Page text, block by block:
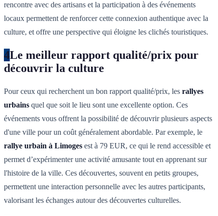
rencontre avec des artisans et la participation à des événements
locaux permettent de renforcer cette connexion authentique avec la
culture, et offre une perspective qui éloigne les clichés touristiques.
4Le meilleur rapport qualité/prix pour
découvrir la culture
Pour ceux qui recherchent un bon rapport qualité/prix, les rallyes
urbains quel que soit le lieu sont une excellente option. Ces
événements vous offrent la possibilité de découvrir plusieurs aspects
d'une ville pour un coût généralement abordable. Par exemple, le
rallye urbain à Limoges est à 79 EUR, ce qui le rend accessible et
permet d’expérimenter une activité amusante tout en apprenant sur
l'histoire de la ville. Ces découvertes, souvent en petits groupes,
permettent une interaction personnelle avec les autres participants,
valorisant les échanges autour des découvertes culturelles.